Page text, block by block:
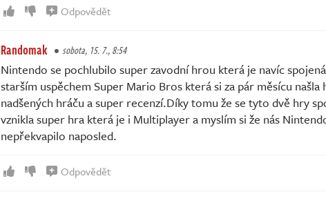
Odpovědět
Randomak sobota, 15. 7., 8:54
Nintendo se pochlubilo super zavodní hrou která je navíc
starším uspěchem Super Mario Bros která si za pár měsícu našla
nadšených hráču a super recenzí.Díky tomu že se tyto dvě hry
vznikla super hra která je i Multiplayer a myslím si že nás
nepřekvapilo naposled.
Odpovědět